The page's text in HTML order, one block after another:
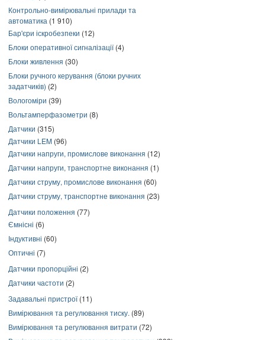
Контрольно-вимірювальні прилади та
автоматика (1 910)
Бар'єри іскробезпеки (12)
Блоки оперативної сигналізації(4)
Блоки живлення (30)
Блоки ручного керування (блоки ручних
задатчиків) (2)
Вологоміри (39)
Вольтамперфазометри (8)
Датчики (315)
Датчики LEM (96)
Датчики напруги, промислове виконання (12)
Датчики напруги, транспортне виконання (1)
Датчики струму, промислове виконання (60)
Датчики струму, транспортне виконання (23)
Датчики положення (77)
Ємнісні (6)
Індуктивні (60)
Оптичні (7)
Датчики пропорційні (2)
Датчики частоти (2)
Задавальні пристрої(11)
Вимірювання та регулювання тиску. (89)
Вимірювання та регулювання витрати (72)